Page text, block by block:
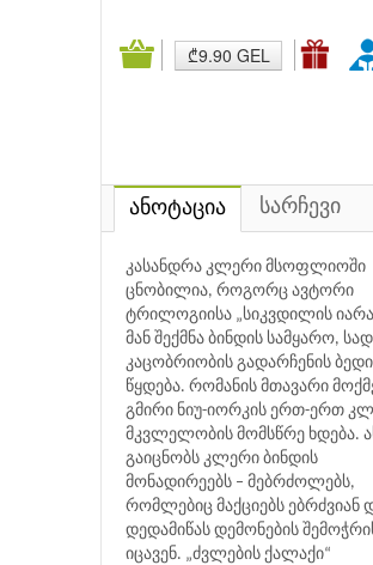
₾9.90 GEL
ანოტაცია სარჩევი
კასანდრა კლერი მსოფლიოში
ცნობილია, როგორც ავტორი
ტრილოგიისა „სიკვდილის
მან შექმნა ბინდის სამყარო,
კაცობრიობის გადარჩენის ბედი
წყდება. რომანის მთავარი
გმირი ნიუ-იორკის ერთ-ერთ
მკვლელობის მომსწრე ხდება.
გაიცნობს კლერი ბინდის
მონადირეებს – მებრძოლებს,
რომლებიც მაქციებს ებრძვიან
დედამიწას დემონების
იცავენ. „ძვლების ქალაქი“